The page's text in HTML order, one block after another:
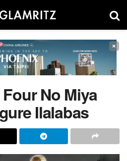
×
No Miya
Ilalabas